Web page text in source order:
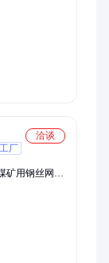
洽谈
厂
矿用钢丝网骨
涂塑穿线管涂
燃PE管、矿
架、卡箍式柔
卡箍、钢丝网
槽管件、卡箍
矿用高压卡箍